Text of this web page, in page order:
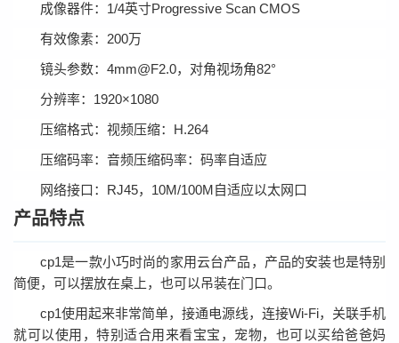
成像器件：1/4英寸Progressive Scan CMOS
有效像素：200万
镜头参数：4mm@F2.0，对角视场角82°
分辨率：1920×1080
压缩格式：视频压缩：H.264
压缩码率：音频压缩码率：码率自适应
网络接口：RJ45，10M/100M自适应以太网口
产品特点
cp1是一款小巧时尚的家用云台产品，产品的安装也是特别
简便，可以摆放在桌上，也可以吊装在门口。
cp1使用起来非常简单，接通电源线，连接Wi-Fi，关联手机
就可以使用，特别适合用来看宝宝，宠物，也可以买给爸爸妈